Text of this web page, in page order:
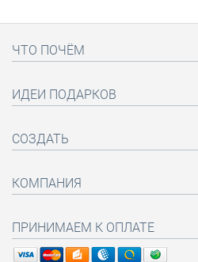
ЧТО ПОЧЁМ
ИДЕИ ПОДАРКОВ
СОЗДАТЬ
КОМПАНИЯ
ПРИНИМАЕМ К ОПЛАТЕ